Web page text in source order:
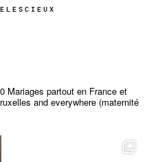
Mariages partout en France et
and everywhere (maternité